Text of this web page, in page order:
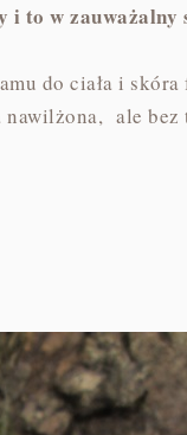
i to w zauważalny
do ciała i
nawilżona, ale